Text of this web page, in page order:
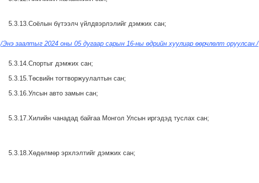
5.3.13.Соёлын бүтээлч үйлдвэрлэлийг дэмжих сан;
/Энэ заалтыг 2024 оны 05 дугаар сарын 16-ны өдрийн хуулиар өөрчлөлт оруулсан./
5.3.14.Спортыг дэмжих сан;
5.3.15.Төсвийн тогтворжуулалтын сан;
5.3.16.Улсын авто замын сан;
5.3.17.Хилийн чанадад байгаа Монгол Улсын иргэдэд туслах сан;
5.3.18.Хөдөлмөр эрхлэлтийг дэмжих сан;